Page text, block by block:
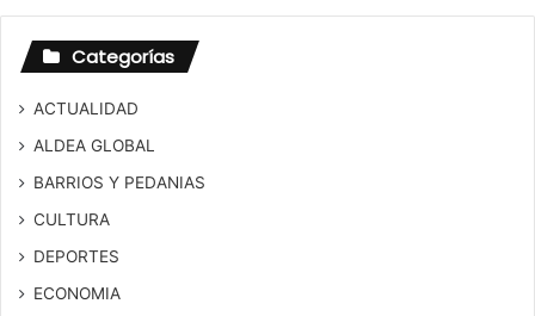
Categorías
ACTUALIDAD
ALDEA GLOBAL
BARRIOS Y PEDANIAS
CULTURA
DEPORTES
ECONOMIA